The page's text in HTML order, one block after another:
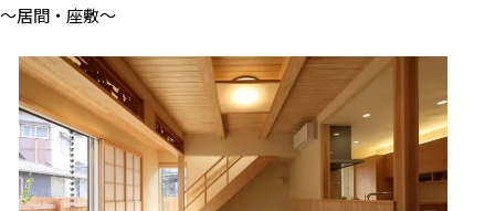
～居間・座敷～